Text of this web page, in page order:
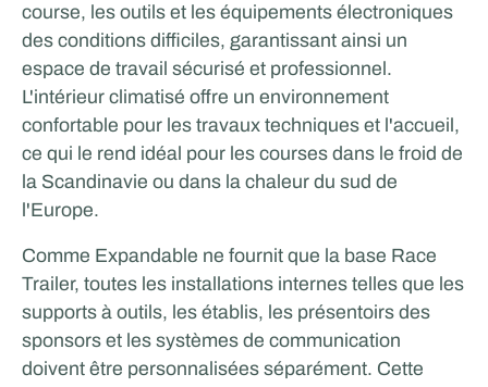
course, les outils et les équipements électroniques
des conditions difficiles, garantissant ainsi un
espace de travail sécurisé et professionnel.
L'intérieur climatisé offre un environnement
confortable pour les travaux techniques et l'accueil,
ce qui le rend idéal pour les courses dans le froid de
la Scandinavie ou dans la chaleur du sud de
l'Europe.
Comme Expandable ne fournit que la base Race
Trailer, toutes les installations internes telles que les
supports à outils, les établis, les présentoirs des
sponsors et les systèmes de communication
doivent être personnalisées séparément. Cette